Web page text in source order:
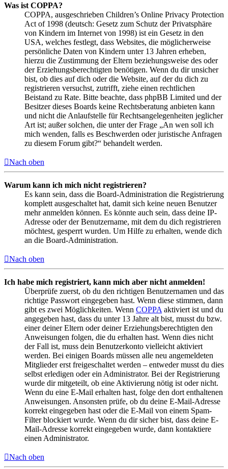
Was ist COPPA?
COPPA, ausgeschrieben Children’s Online Privacy Protection
Act of 1998 (deutsch: Gesetz zum Schutz der Privatsphäre
von Kindern im Internet von 1998) ist ein Gesetz in den
USA, welches festlegt, dass Websites, die möglicherweise
persönliche Daten von Kindern unter 13 Jahren erheben,
hierzu die Zustimmung der Eltern beziehungsweise des oder
der Erziehungsberechtigten benötigen. Wenn du dir unsicher
bist, ob dies auf dich oder die Website, auf der du dich zu
registrieren versuchst, zutrifft, ziehe einen rechtlichen
Beistand zu Rate. Bitte beachte, dass phpBB Limited und der
Besitzer dieses Boards keine Rechtsberatung anbieten kann
und nicht die Anlaufstelle für Rechtsangelegenheiten jeglicher
Art ist; außer solchen, die unter der Frage „An wen soll ich
mich wenden, falls es Beschwerden oder juristische Anfragen
zu diesem Forum gibt?“ behandelt werden.
Nach oben
Warum kann ich mich nicht registrieren?
Es kann sein, dass die Board-Administration die Registrierung
komplett ausgeschaltet hat, damit sich keine neuen Benutzer
mehr anmelden können. Es könnte auch sein, dass deine IP-
Adresse oder der Benutzername, mit dem du dich registrieren
möchtest, gesperrt wurden. Um Hilfe zu erhalten, wende dich
an die Board-Administration.
Nach oben
Ich habe mich registriert, kann mich aber nicht anmelden!
Überprüfe zuerst, ob du den richtigen Benutzernamen und das
richtige Passwort eingegeben hast. Wenn diese stimmen, dann
gibt es zwei Möglichkeiten. Wenn COPPA aktiviert ist und du
angegeben hast, dass du unter 13 Jahre alt bist, musst du bzw.
einer deiner Eltern oder deiner Erziehungsberechtigten den
Anweisungen folgen, die du erhalten hast. Wenn dies nicht
der Fall ist, muss dein Benutzerkonto vielleicht aktiviert
werden. Bei einigen Boards müssen alle neu angemeldeten
Mitglieder erst freigeschaltet werden – entweder musst du dies
selbst erledigen oder ein Administrator. Bei der Registrierung
wurde dir mitgeteilt, ob eine Aktivierung nötig ist oder nicht.
Wenn du eine E-Mail erhalten hast, folge den dort enthaltenen
Anweisungen. Ansonsten prüfe, ob du deine E-Mail-Adresse
korrekt eingegeben hast oder die E-Mail von einem Spam-
Filter blockiert wurde. Wenn du dir sicher bist, dass deine E-
Mail-Adresse korrekt eingegeben wurde, dann kontaktiere
einen Administrator.
Nach oben